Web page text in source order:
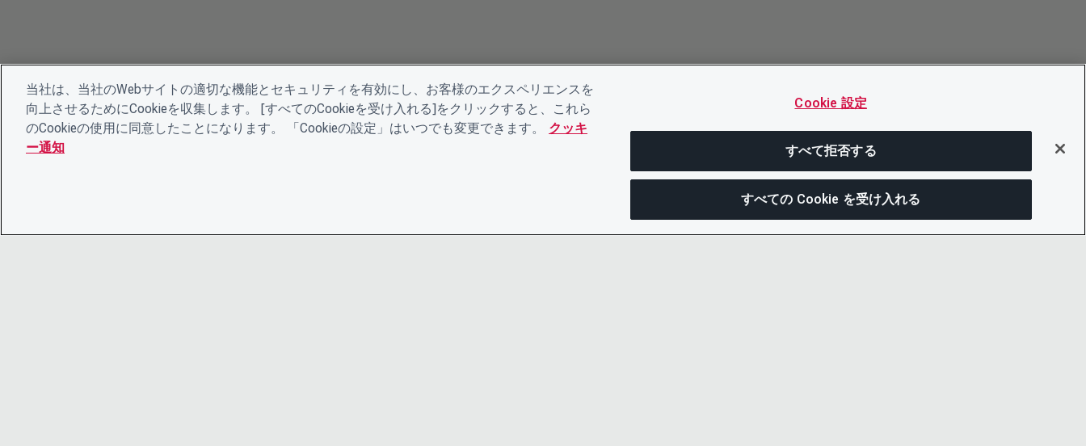
当社は、当社のWebサイトの適切な機能とセキュリティを有効にし、お客様のエクスペリエンスを
向上させるためにCookieを収集します。 [すべてのCookieを受け入れる]をクリックすると、これら
のCookieの使用に同意したことになります。 「Cookieの設定」はいつでも変更できます。
クッキ
ー通知
Cookie 設定
すべて拒否する
すべての Cookie を受け入れる